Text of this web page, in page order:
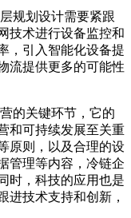
规划设计需要紧跟
技术进行设备监控和
，引入智能化设备提
流提供更多的可能性
的关键环节，它的
和可持续发展至关重
原则，以及合理的设
管理等内容，冷链企
时，科技的应用也是
进技术支持和创新，